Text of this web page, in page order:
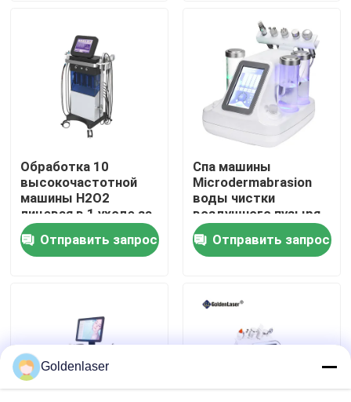
Ролики
VR - шоу
Путешествие фабрики
Проверка качества
Новости
Спросите цитату
Обработка 10
высокочастотной
машины H2O2
лицевая в 1 уходе за
лицом салона
красоты обработки
кожи
Отправить запрос
Спа машины
Microdermabrasion
воды чистки
воздушного пузыря
RF красота
небольшого лицевая
Отправить запрос
Goldenlaser